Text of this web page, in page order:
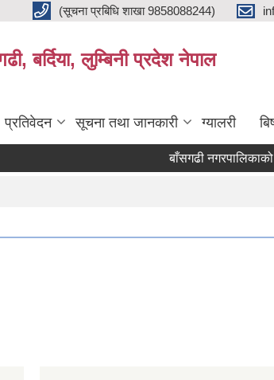
(सूचना प्रबिधि शाखा 9858088244)
बर्दिया, लुम्बिनी प्रदेश नेपाल
प्रतिवेदन सूचना तथा जानकारी ग्यालरी
बाँसगढी नगरपालिकाको